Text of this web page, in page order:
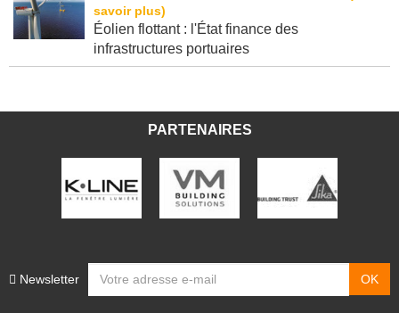
Éolien flottant : l'État finance des
infrastructures portuaires
PARTENAIRES
Newsletter